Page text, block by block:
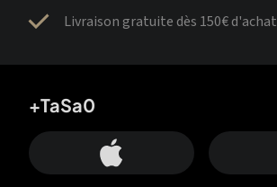
Livraison gratuite dès 150€ d'achat
+TaSa0